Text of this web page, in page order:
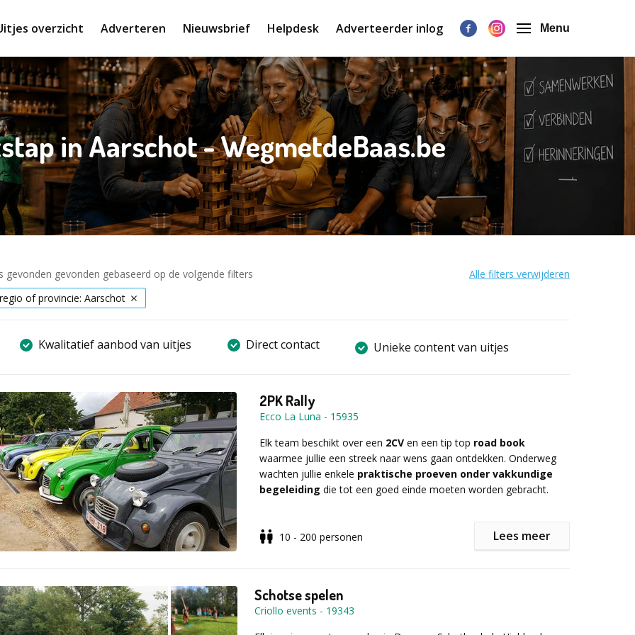
overzicht Adverteren Nieuwsbrief Helpdesk Adverteerder inlog Menu
in Aarschot - WegmetdeBaas.be
gevonden gevonden gebaseerd op de volgende filters
Alle filters verwijderen
of provincie: Aarschot
Kwalitatief aanbod van uitjes Direct contact Unieke content van uitjes
2PK Rally
Ecco La Luna - 15935
Elk team beschikt over een 2CV en een tip top road book
waarmee jullie een streek naar wens gaan ontdekken. Onderweg
wachten jullie enkele praktische proeven onder vakkundige
begeleiding die tot een goed einde moeten worden gebracht.
een
hapje en een drankje
timings, catering, regio, tussenstops ... en wij werken met plezier
10 - 200 personen Lees meer
Schotse spelen
Criollo events - 19343